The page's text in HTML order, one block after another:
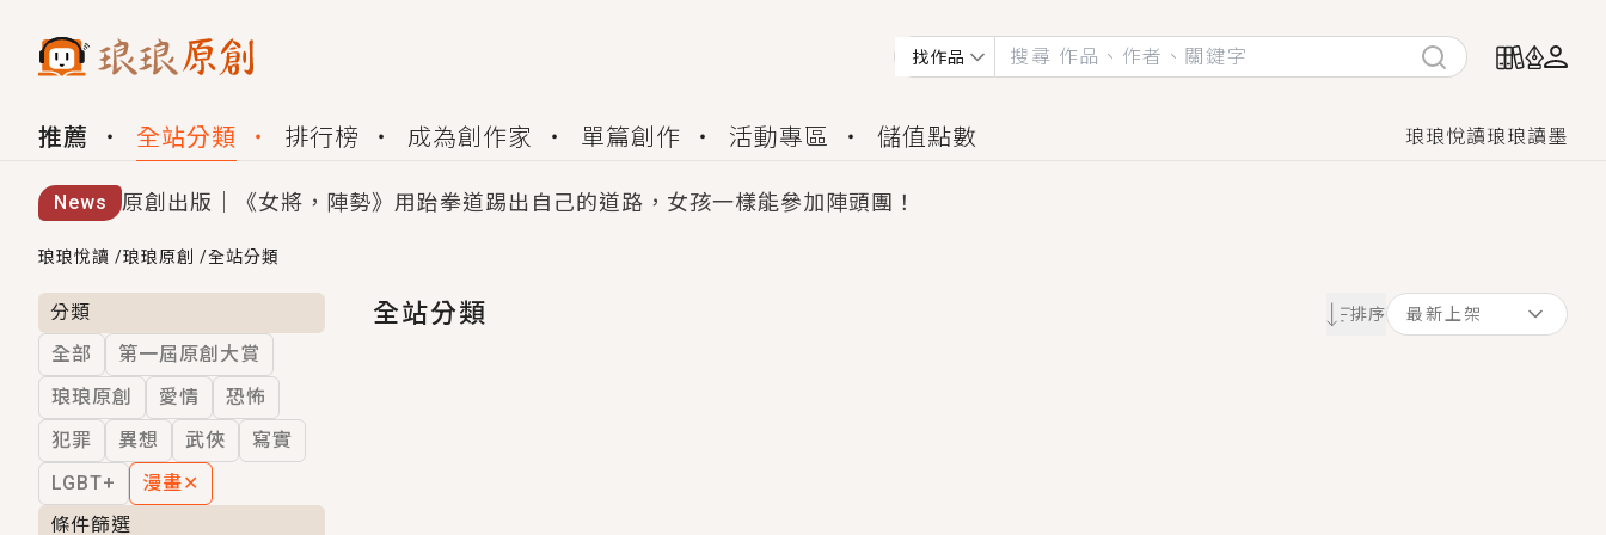
找作品
推薦 全站分類 排行榜 成為創作家 單篇創作 活動專區 儲值點數 琅琅悅讀琅琅讀墨
News 原創出版｜《女將，陣勢》用跆拳道踢出自己的道路，女孩一樣能參加陣頭團！
創,作家招募｜華文小說創作首選！有機會獲得豐富廣宣資源、專屬服務與獨享福利！
小編心動書單｜《離婚你提的，二婚嫁大佬，你哭什麼？》追妻火葬場！前夫失憶移情別戀，她頭也不回找新歡，他居然還後悔了？
GL｜《夏日與檸檬與重疊世界》炎熱的夏日、檸檬的香氣、互相愛慕的兩位少女，今夏最推純愛GL漫畫！
BL｜《費洛蒙中毒》救命！特殊費洛蒙體質世界觀，無法抗拒的吸引力，已中毒Σ>―(〃°ω°〃)♡→
OMG你嚇到我了｜《陰陽鬼店》上班族買了房子模型，但現實中買下的竟是屬於他的停屍櫃？！
言情｜《國語推行員》每個人心中都有一個連自己也無法改變的永恆， 他的一生將不由自主追逐著她……
琅琅悅讀 /琅琅原創 /全站分類
分類
全部
第一屆原創大賞
琅琅原創
愛情
恐怖
犯罪
異想 武俠
寫實
LGBT+
漫畫✕
條件篩選
全站分類 排序 最新上架